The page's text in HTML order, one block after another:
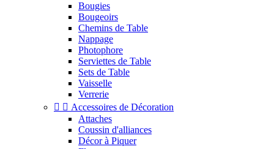
Bougies
Bougeoirs
Chemins de Table
Nappage
Photophore
Serviettes de Table
Sets de Table
Vaisselle
Verrerie
  Accessoires de Décoration
Attaches
Coussin d'alliances
Décor à Piquer